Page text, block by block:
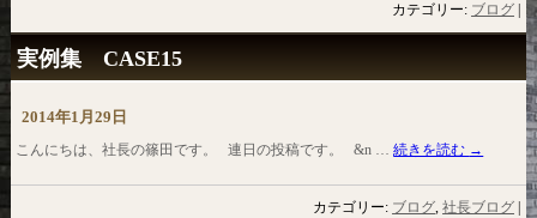
カテゴリー: ブログ
実例集 CASE15
2014年1月29日
こんにちは、社長の篠田です。 連日の投稿です。 &n …続きを読む →
カテゴリー: ブログ,社長ブログ